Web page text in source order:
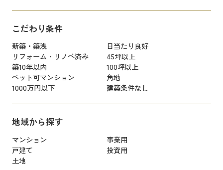
こだわり条件
新築・築浅
日当たり良好
リフォーム・リノベ済み
45坪以上
築10年以内
100坪以上
ペット可マンション
角地
1000万円以下
建築条件なし
地域から探す
マンション
事業用
戸建て
投資用
土地